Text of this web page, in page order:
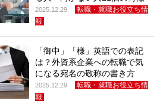
2025.12.29
転職・就職お役立ち情
報
「御中」「様」英語での表記
は？外資系企業への転職で気
になる宛名の敬称の書き方
2025.12.29
転職・就職お役立ち情
報